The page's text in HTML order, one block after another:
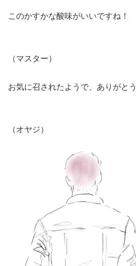
このかすかな酸味がいいですね！
（マスター）
お気に召されたようで、ありがと
（オヤジ）